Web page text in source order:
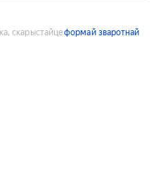
скарыстайцеформай зваротнай